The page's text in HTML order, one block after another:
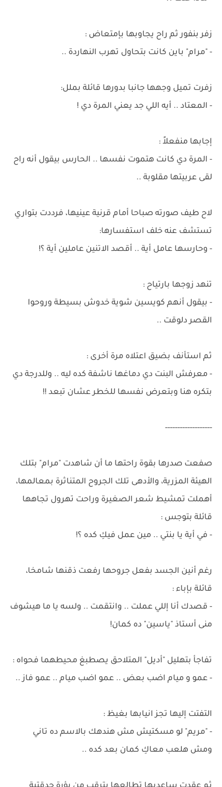
زفر بنفور ثم راح يجاوبها بإمتعاض :
- "مرام" باين كانت بتحاول تهرب النهاردة ..
زفرت تميل وجهها جانبا بدورها قائلة بملل:
- المعتاد .. أيه اللي جد يعني المرة دي !
إجابها منفعلاً :
- المرة دي كانت هتموت نفسها .. الحارس بيقول أنه راح
لقى عربيتها مقلوبة ..
لاح طيف صورته صباحا أمام قرنية عينيها، فرددت بتواري
تستشف عنه خلف استفسارها:
- وحارسها عامل أية .. أقصد الاتنين عاملين أية ؟!
تنهد زوجها بارتياح :
- بيقول أنهم كويسين شوية خدوش بسيطة وروحوا
القصر دلوقت ..
ثم استأنف بضيق اعتلاه مرة أخرى :
- معرفش البنت دي دماغها ناشفة كده ليه .. وللدرجة دي
بتكره هنا وبتعرض نفسها للخطر عشان تبعد !!
-------------------
صفعت صدرها بقوة راحتها ما أن شاهدت "مرام" بتلك
الهيئة المزرية، والأدهى تلك الجروح المتناثرة بمعالمها،
أهملت تمشيط شعر الصغيرة وراحت تهرول تجاهها
قائلة بتوجس :
- في أية يا بنتي .. مين عمل فيكِ كده ؟!
رغم أنين الجسد بفعل جروحها رفعت ذقنها شامخا،
قائلة بإباء :
- قصدك أنا إللي عملت .. وانتقمت .. ولسه يا ما هيشوف
منى أستاذ "ياسين" ده كمان!
تفاجأ بتهليل "أديل" المتلاحق يصطبغ محيطهما فحواه :
- عمو و ميام اضب بعض .. عمو اضب ميام .. عمو فاز ..
التفتت إليها تجز انيابها بغيظ :
- "مريم" لو مسكتيش مش هندهك بالاسم ده تاني
ومش هلعب معاكِ كمان بعد كده ..